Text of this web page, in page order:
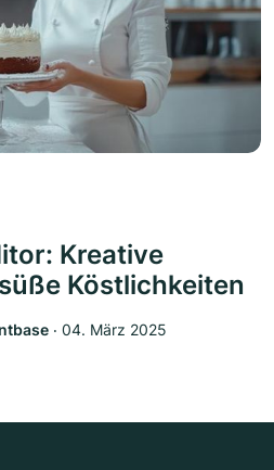
Kreative
Köstlichkeiten
‧ 04. März 2025